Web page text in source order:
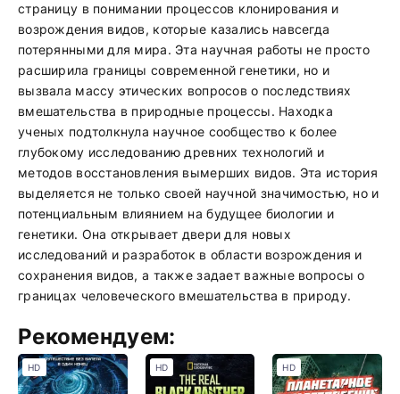
страницу в понимании процессов клонирования и
возрождения видов, которые казались навсегда
потерянными для мира. Эта научная работы не просто
расширила границы современной генетики, но и
вызвала массу этических вопросов о последствиях
вмешательства в природные процессы. Находка
ученых подтолкнула научное сообщество к более
глубокому исследованию древних технологий и
методов восстановления вымерших видов. Эта история
выделяется не только своей научной значимостью, но и
потенциальным влиянием на будущее биологии и
генетики. Она открывает двери для новых
исследований и разработок в области возрождения и
сохранения видов, а также задает важные вопросы о
границах человеческого вмешательства в природу.
Рекомендуем:
HD HD HD